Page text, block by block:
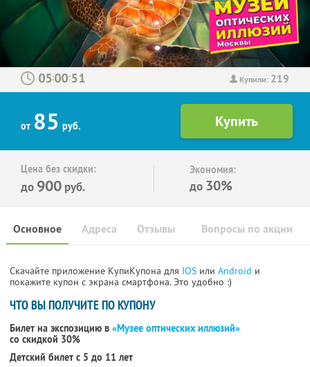
Купили: 219
: :
от 85 руб.
Цена без скидки:
до 900 руб.
Экономия:
до 30%
Основное Отзывы Вопросы по акции
Адреса
Скачайте приложение КупиКупона для IOS или Android и
покажите купон с экрана смартфона. Это удобно :)
ЧТО ВЫ ПОЛУЧИТЕ ПО КУПОНУ
Билет на экспозицию в «Музее оптических иллюзий»
со скидкой 30%
Детский билет с 5 до 11 лет